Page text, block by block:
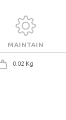
MAINTAIN
0.02 Kg